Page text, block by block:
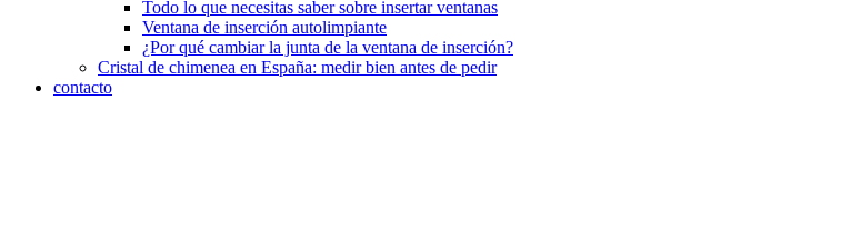
Todo lo que necesitas saber sobre insertar ventanas
Ventana de inserción autolimpiante
¿Por qué cambiar la junta de la ventana de inserción?
Cristal de chimenea en España: medir bien antes de pedir
contacto